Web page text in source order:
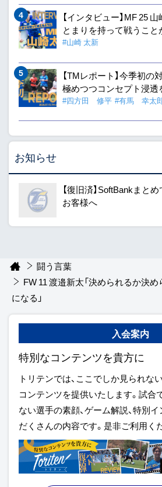
【インタビュー】MF 25
とまりを持って戦うこと
#山崎 太新
【TMレポート】今季初の
極めつつコンセプト浸透
#四方田 修平 #有馬 幸太
お知らせ
【復旧済】SoftBankまと
お客様へ
闘う言葉
FW 11 渡邉新太「決められるか決
になる」
入会案内
特別なコンテンツを貴方に
トリテンでは、ここでしか見られな
コンテンツを提供いたします。試合
ない選手の素顔、ゲーム解説、特別
だくさんの内容です。是非ご利用く